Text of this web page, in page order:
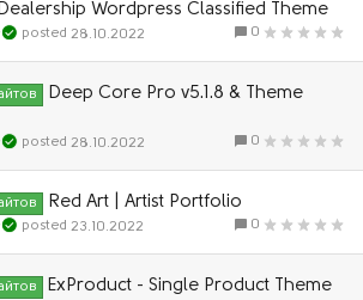
Wordpress Classified Theme
0
28.10.2022
Deep Core Pro v5.1.8 & Theme
0
28.10.2022
Red Art | Artist Portfolio
0
23.10.2022
ExProduct - Single Product Theme